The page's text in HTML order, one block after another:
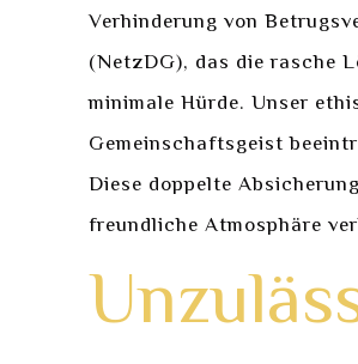
Verhinderung von
(NetzDG), das die rasche
minimale Hürde. Unser
Gemeinschaftsgeist
Diese doppelte
freundliche Atmosphäre